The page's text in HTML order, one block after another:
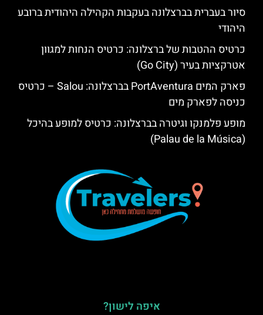
סיור בעברית בברצלונה בעקבות הקהילה היהודית ברובע
היהודי
כרטיס ההטבות של ברצלונה: כרטיס הנחות למגוון
אטרקציות בעיר (Go City)
פארק המים PortAventura בברצלונה: Salou – כרטיס
כניסה לפארק מים
מופע פלמנקו וגיטרה בברצלונה: כרטיס למופע בהיכל
(Palau de la Música)
איפה לישון?